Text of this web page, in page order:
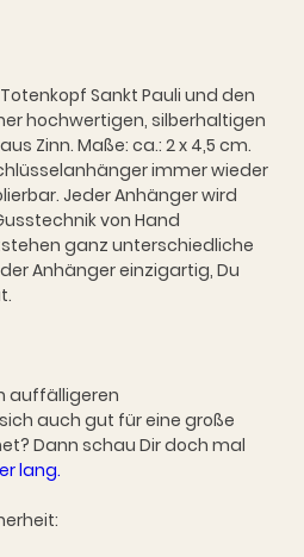
Sankt Pauli und den
hochwertigen, silberhaltigen
Zinn. Maße: ca.: 2 x 4,5 cm.
immer wieder
Jeder Anhänger wird
von Hand
ganz unterschiedliche
Anhänger einzigartig, Du
auffälligeren
auch gut für eine große
Dann schau Dir doch mal
lang.